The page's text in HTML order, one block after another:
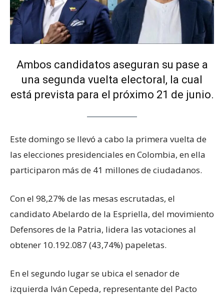
Ambos candidatos aseguran su pase a
una segunda vuelta electoral, la cual
está prevista para el próximo 21 de junio.
Este domingo se llevó a cabo la primera vuelta de
las elecciones presidenciales en Colombia, en ella
participaron más de 41 millones de ciudadanos.
Con el 98,27% de las mesas escrutadas, el
candidato Abelardo de la Espriella, del movimiento
Defensores de la Patria, lidera las votaciones al
obtener 10.192.087 (43,74%) papeletas.
En el segundo lugar se ubica el senador de
izquierda Iván Cepeda, representante del Pacto